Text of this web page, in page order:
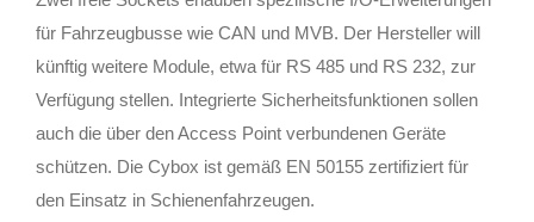
für Fahrzeugbusse wie CAN und MVB. Der Hersteller will
künftig weitere Module, etwa für RS 485 und RS 232, zur
Verfügung stellen. Integrierte Sicherheitsfunktionen sollen
auch die über den Access Point verbundenen Geräte
schützen. Die Cybox ist gemäß EN 50155 zertifiziert für
den Einsatz in Schienenfahrzeugen.